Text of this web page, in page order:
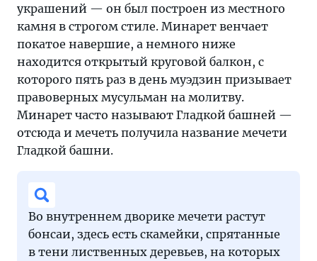
украшений — он был построен из местного
камня в строгом стиле. Минарет венчает
покатое навершие, а немного ниже
находится открытый круговой балкон, с
которого пять раз в день муэдзин призывает
правоверных мусульман на молитву.
Минарет часто называют Гладкой башней —
отсюда и мечеть получила название мечети
Гладкой башни.
Во внутреннем дворике мечети растут
бонсаи, здесь есть скамейки, спрятанные
в тени лиственных деревьев, на которых